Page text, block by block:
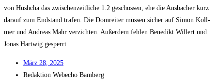
von Hush­cha das zwi­schen­zeit­li­che 1:2 geschos­sen, ehe die Ans­ba­cher kurz
dar­auf zum End­stand tra­fen. Die Dom­rei­ter müs­sen sicher auf Simon Koll­
mer und Andre­as Mahr ver­zich­ten. Außer­dem feh­len Bene­dikt Wil­lert und
Jonas Hart­wig gesperrt.
März 28, 2025
Redak­ti­on Web­echo Bamberg